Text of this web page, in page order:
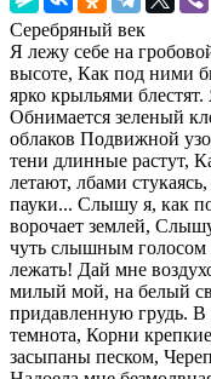
Серебряный век
Я лежу себе на
высоте, Как под ними
ярко крыльями
Обнимается зеленый
облаков Подвижной
тени длинные растут,
летают, лбами
пауки... Слышу я, как
ворочает землей,
чуть слышным голосом
лежать! Дай мне
милый мой, на белый
придавленную грудь. В
темнота, Корни
засыпаны песком,